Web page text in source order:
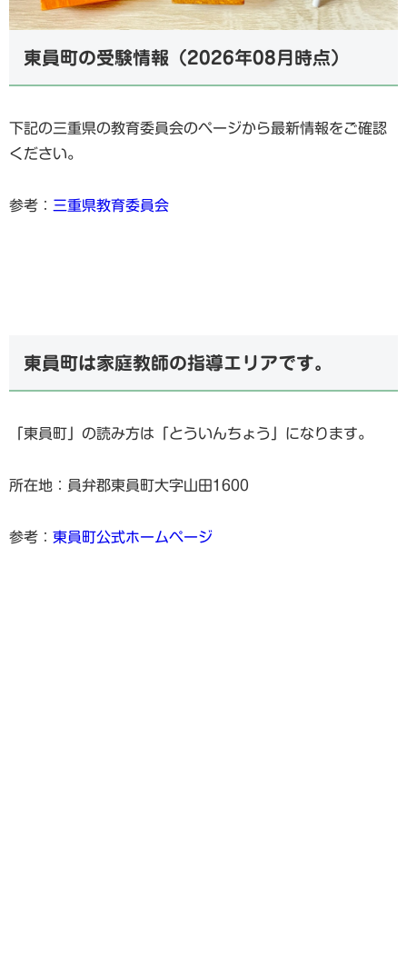
東員町の受験情報（2026年08月時点）
下記の三重県の教育委員会のページから最新情報をご確認
ください。
参考： 三重県教育委員会
東員町は家庭教師の指導エリアです。
「東員町」の読み方は「とういんちょう」になります。
所在地：員弁郡東員町大字山田1600
参考： 東員町公式ホームページ